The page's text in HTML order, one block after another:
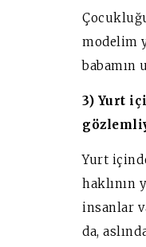
modelim
babamın
3) Yurt
Yurt
haklının
insanlar
da,